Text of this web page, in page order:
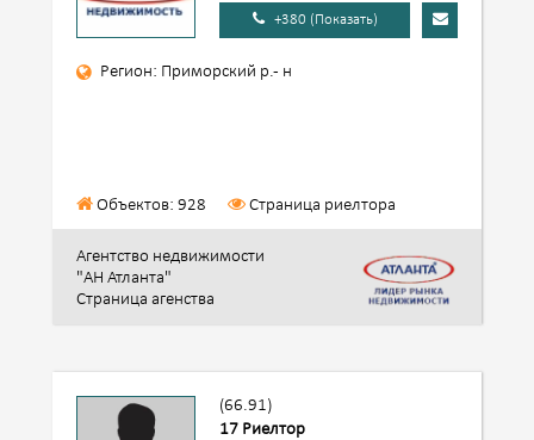
+380 (Показать)
Регион: Приморский р.- н
Объектов: 928 Страница риелтора
Агентство недвижимости
"АН Атланта"
Страница агенства
(66.91)
17 Риелтор